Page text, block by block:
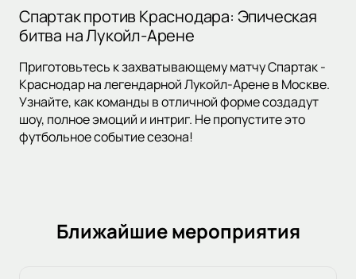
Спартак против Краснодара: Эпическая
битва на Лукойл-Арене
Приготовьтесь к захватывающему матчу Спартак -
Краснодар на легендарной Лукойл-Арене в Москве.
Узнайте, как команды в отличной форме создадут
шоу, полное эмоций и интриг. Не пропустите это
футбольное событие сезона!
Ближайшие мероприятия